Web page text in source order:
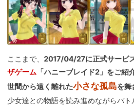
ここまで、 2017/04/27に正式サービ
ザゲーム 「ハニーブレイド2」をご紹
世間から遠く離れた小さな孤島を舞
少女達との物語を読み進めながらバ